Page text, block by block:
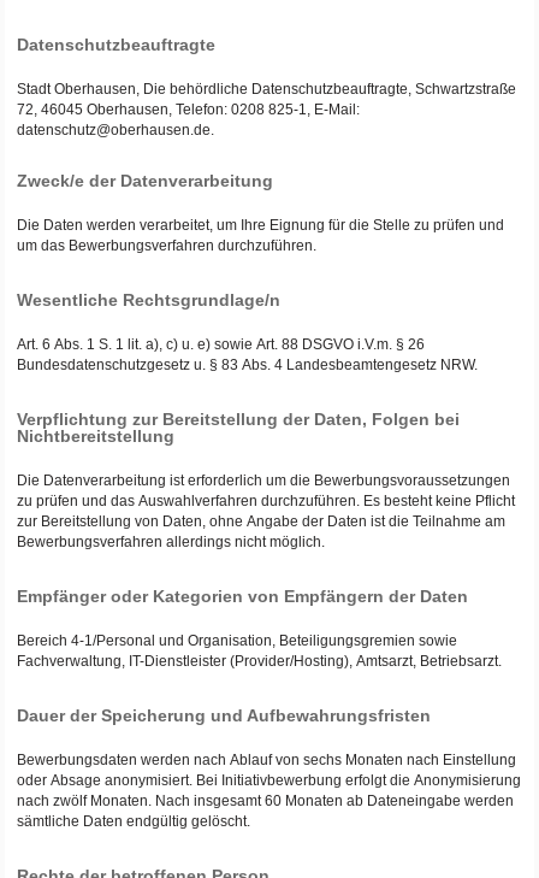
Datenschutzbeauftragte
Stadt Oberhausen, Die behördliche Datenschutzbeauftragte, Schwartzstraße
72, 46045 Oberhausen, Telefon: 0208 825-1, E-Mail:
datenschutz@oberhausen.de.
Zweck/e der Datenverarbeitung
Die Daten werden verarbeitet, um Ihre Eignung für die Stelle zu prüfen und
um das Bewerbungsverfahren durchzuführen.
Wesentliche Rechtsgrundlage/n
Art. 6 Abs. 1 S. 1 lit. a), c) u. e) sowie Art. 88 DSGVO i.V.m. § 26
Bundesdatenschutzgesetz u. § 83 Abs. 4 Landesbeamtengesetz NRW.
Verpflichtung zur Bereitstellung der Daten, Folgen bei
Nichtbereitstellung
Die Datenverarbeitung ist erforderlich um die Bewerbungsvoraussetzungen
zu prüfen und das Auswahlverfahren durchzuführen. Es besteht keine Pflicht
zur Bereitstellung von Daten, ohne Angabe der Daten ist die Teilnahme am
Bewerbungsverfahren allerdings nicht möglich.
Empfänger oder Kategorien von Empfängern der Daten
Bereich 4-1/Personal und Organisation, Beteiligungsgremien sowie
Fachverwaltung, IT-Dienstleister (Provider/Hosting), Amtsarzt, Betriebsarzt.
Dauer der Speicherung und Aufbewahrungsfristen
Bewerbungsdaten werden nach Ablauf von sechs Monaten nach Einstellung
oder Absage anonymisiert. Bei Initiativbewerbung erfolgt die Anonymisierung
nach zwölf Monaten. Nach insgesamt 60 Monaten ab Dateneingabe werden
sämtliche Daten endgültig gelöscht.